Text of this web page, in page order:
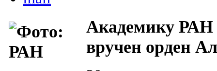
Академику
вручен орден